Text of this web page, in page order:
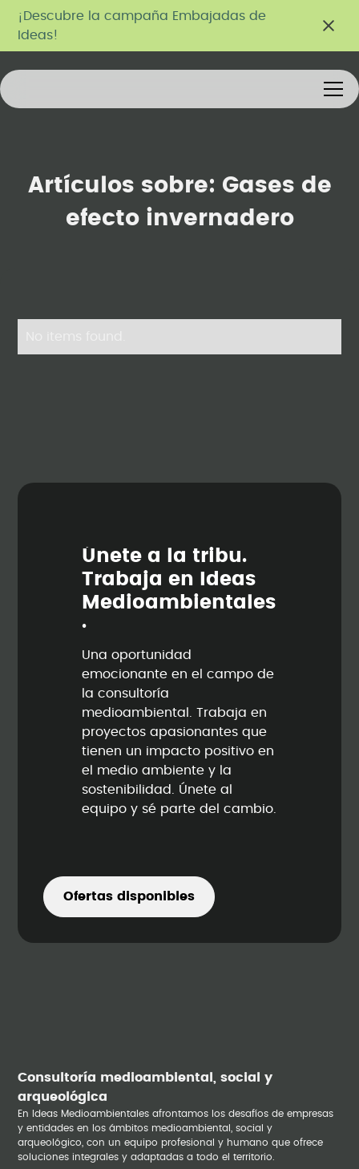
¡Descubre la campaña Embajadas de
Ideas!
Artículos sobre: Gases de
efecto invernadero
Únete a la tribu.
Trabaja en Ideas
Medioambienta les
.
Una oportunidad
emocionante en el campo de
la consultoría
medioambiental. Trabaja en
proyectos apasionantes que
tienen un impacto positivo en
el medio ambiente y la
sostenibilidad. Únete al
equipo y sé parte del cambio.
Ofertas disponibles
Consultoría medioambiental, social y
arqueológica
En Ideas Medioambientales afrontamos los desafíos de empresas
y entidades en los ámbitos medioambiental, social y
arqueológico, con un equipo profesional y humano que ofrece
soluciones integrales y adaptadas a todo el territorio.